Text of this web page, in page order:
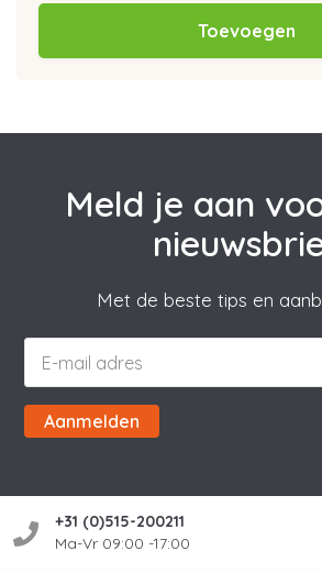
Toevoegen
Meld je aan
Met de beste tips en
Aanmelden
+31 (0)515-200211
Ma-Vr 09:00 -17:00